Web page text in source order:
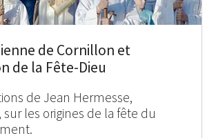
de Cornillon et
de la Fête-Dieu
de Jean Hermesse,
les origines de la fête du